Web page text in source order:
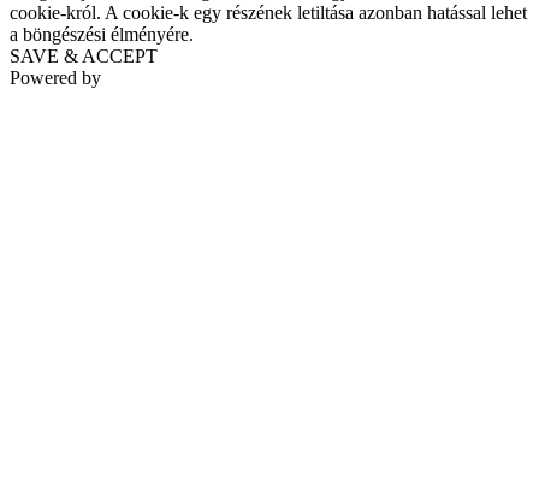
cookie-król. A cookie-k egy részének letiltása azonban hatással lehet
a böngészési élményére.
SAVE & ACCEPT
Powered by